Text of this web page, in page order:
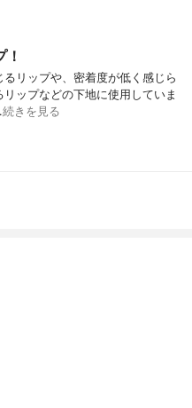
リップや、密着度が低く感じら
ップなどの下地に使用していま
続きを見る